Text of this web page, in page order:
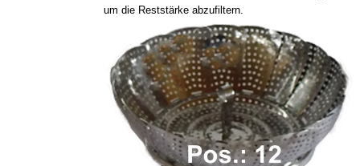
um die Reststärke abzufiltern.